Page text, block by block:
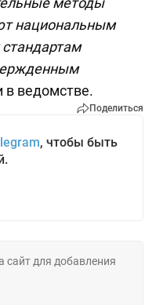
национальным
в ведомстве.
Поделиться
, чтобы быть